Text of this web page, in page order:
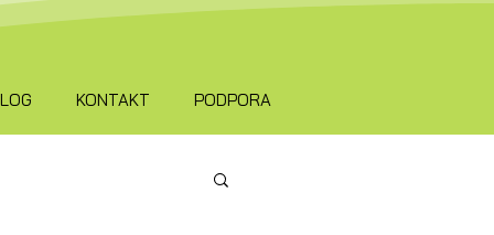
KONTAKT PODPORA